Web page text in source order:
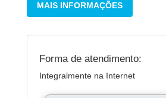
MAIS INFORMAÇÕES
Forma de atendimento:
Integralmente na Internet